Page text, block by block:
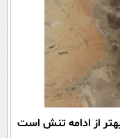
از ادامه تنش است